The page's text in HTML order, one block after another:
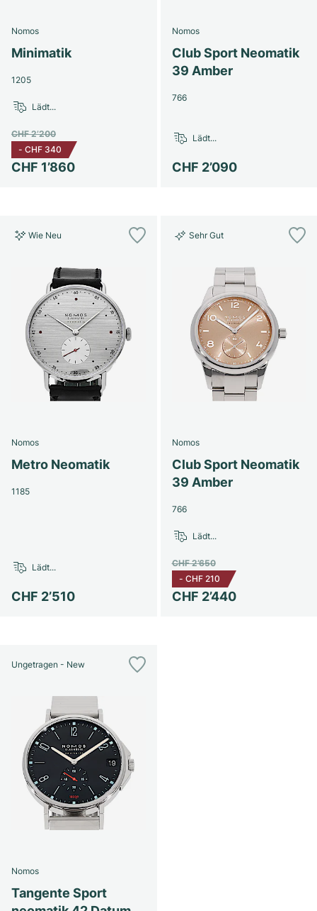
Nomos
Minimatik
1205
CHF 1’860
CHF 2’200
- CHF 340
Lädt...
Nomos
Club Sport Neomatik
39 Amber
766
CHF 2’090
Lädt...
Wie Neu
Nomos
Metro Neomatik
1185
CHF 2’510
Lädt...
Sehr Gut
Nomos
Club Sport Neomatik
39 Amber
766
CHF 2’440
CHF 2’650
- CHF 210
Lädt...
Ungetragen - New
Nomos
Tangente Sport